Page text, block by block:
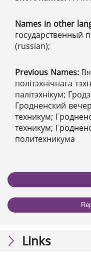
Names in other
государственный
(russian);
Previous Names:
політэхнічнага
палітэхнікум;
Гродненский
техникум;
техникум;
политехникума
Links